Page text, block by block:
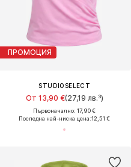
ПРОМОЦИЯ
STUDIOSELECT
От 13,90 €(27,19 лв.³)
Първоначално: 17,90 €
Последна най-ниска цена:12,51 €